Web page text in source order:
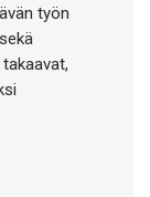
työn